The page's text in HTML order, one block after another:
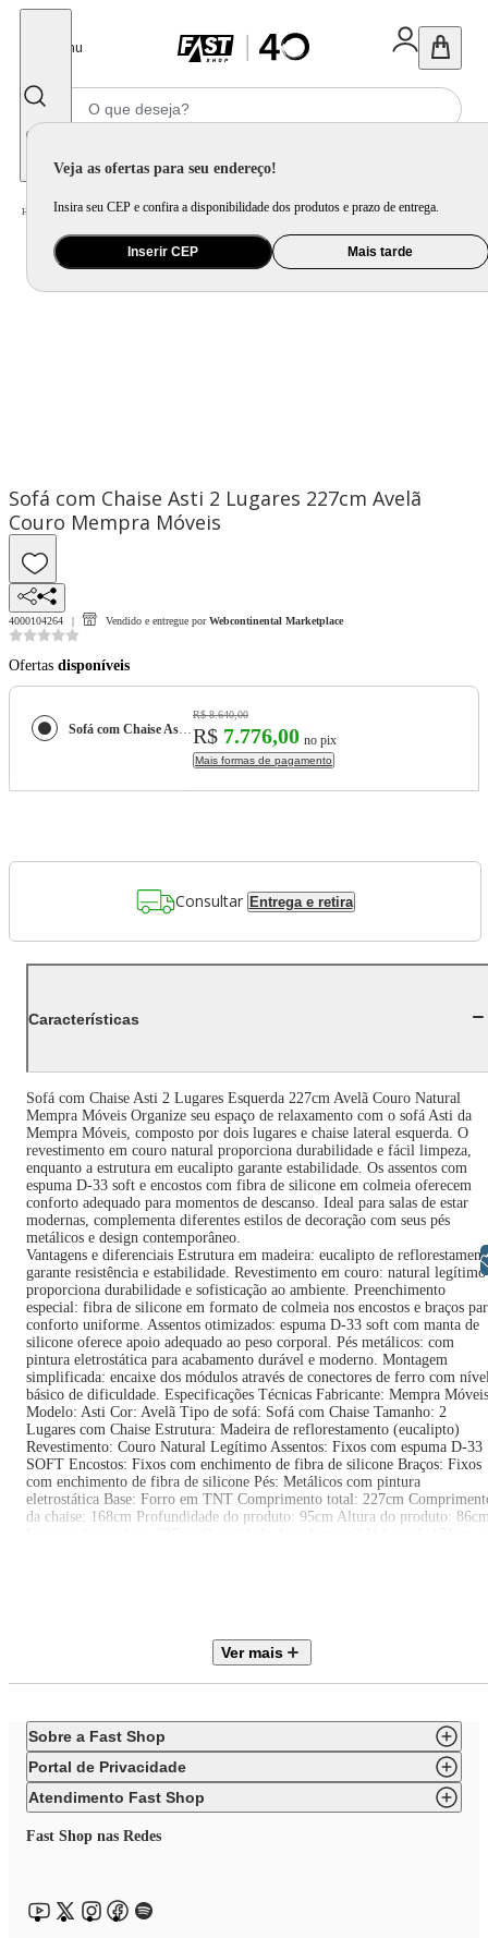
Menu
Veja as ofertas para seu endereço!
Insira seu CEP e confira a disponibilidade dos produtos e prazo de entrega.
Inserir CEP Mais tarde
Home Móveis e Decoração / Móveis para Sala de Estar / Sofá
Sofá com Chaise Asti 2 Lugares 227cm Avelã
Couro Mempra Móveis
4000104264 Vendido e entregue por Webcontinental Marketplace
Ofertas disponíveis
Sofá com Chaise Asti 2 Lugares 227cm Avelã Couro Mempra Móveis
R$ 8.640,00
R$ 7.776,00 no pix
Mais formas de pagamento
Consultar Entrega e retira
Características
Sofá com Chaise Asti 2 Lugares Esquerda 227cm Avelã Couro Natural
Mempra Móveis Organize seu espaço de relaxamento com o sofá Asti da
Mempra Móveis, composto por dois lugares e chaise lateral esquerda. O
revestimento em couro natural proporciona durabilidade e fácil limpeza,
enquanto a estrutura em eucalipto garante estabilidade. Os assentos com
espuma D-33 soft e encostos com fibra de silicone em colmeia oferecem
conforto adequado para momentos de descanso. Ideal para salas de estar
modernas, complementa diferentes estilos de decoração com seus pés
metálicos e design contemporâneo.
Vantagens e diferenciais Estrutura em madeira: eucalipto de
garante resistência e estabilidade. Revestimento em couro: natural legítimo
proporciona durabilidade e sofisticação ao ambiente. Preenchimento
especial: fibra de silicone em formato de colmeia nos encostos e braços
conforto uniforme. Assentos otimizados: espuma D-33 soft com manta de
silicone oferece apoio adequado ao peso corporal. Pés metálicos: com
pintura eletrostática para acabamento durável e moderno. Montagem
simplificada: encaixe dos módulos através de conectores de ferro com
básico de dificuldade. Especificações Técnicas Fabricante: Mempra Móveis
Modelo: Asti Cor: Avelã Tipo de sofá: Sofá com Chaise Tamanho: 2
Lugares com Chaise Estrutura: Madeira de reflorestamento (eucalipto)
Revestimento: Couro Natural Legítimo Assentos: Fixos com espuma D-33
SOFT Encostos: Fixos com enchimento de fibra de silicone Braços: Fixos
com enchimento de fibra de silicone Pés: Metálicos com pintura
eletrostática Base: Forro em TNT Comprimento total: 227cm
da chaise: 168cm Profundidade do produto: 95cm Altura do produto:
térreo, não incluindo subida de escadas ou içamento. O produto não
acompanha itens decorativos ou acessórios utilizados nas imagens.
Ver mais
Sobre a Fast Shop
Portal de Privacidade
Atendimento Fast Shop
Fast Shop nas Redes
Libras